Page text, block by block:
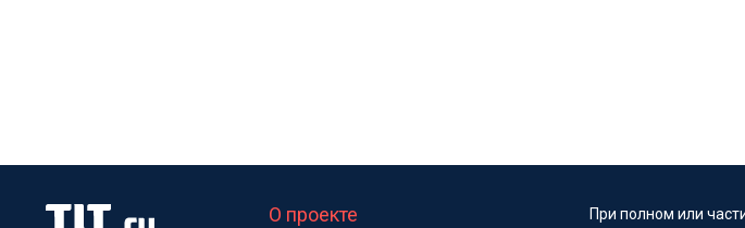
О проекте
При полном или